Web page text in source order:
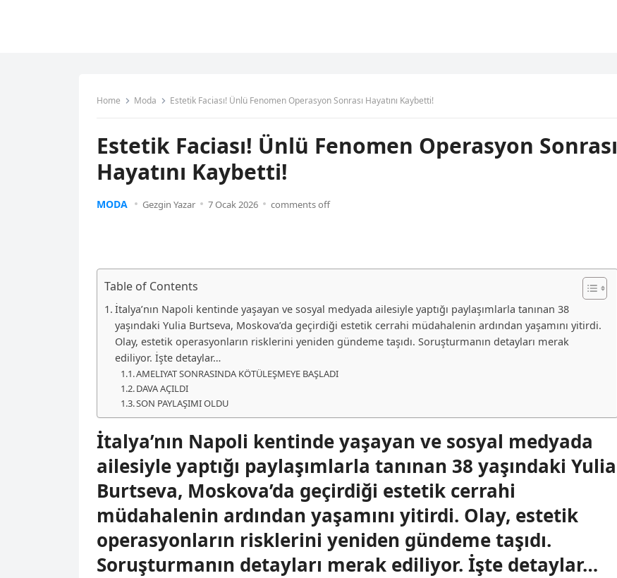
Home Moda Estetik Faciası! Ünlü Fenomen Operasyon Sonrası Hayatını Kaybetti!
Estetik Faciası! Ünlü Fenomen Operasyon Sonrası
Hayatını Kaybetti!
MODA Gezgin Yazar 7 Ocak 2026 comments off
Table of Contents
İtalya’nın Napoli kentinde yaşayan ve sosyal medyada ailesiyle yaptığı paylaşımlarla tanınan 38
yaşındaki Yulia Burtseva, Moskova’da geçirdiği estetik cerrahi müdahalenin ardından yaşamını yitirdi.
Olay, estetik operasyonların risklerini yeniden gündeme taşıdı. Soruşturmanın detayları merak
ediliyor. İşte detaylar…
AMELIYAT SONRASINDA KÖTÜLEŞMEYE BAŞLADI
DAVA AÇILDI
SON PAYLAŞIMI OLDU
İtalya’nın Napoli kentinde yaşayan ve sosyal medyada
ailesiyle yaptığı paylaşımlarla tanınan 38 yaşındaki Yulia
Burtseva, Moskova’da geçirdiği estetik cerrahi
müdahalenin ardından yaşamını yitirdi. Olay, estetik
operasyonların risklerini yeniden gündeme taşıdı.
Soruşturmanın detayları merak ediliyor. İşte detaylar…